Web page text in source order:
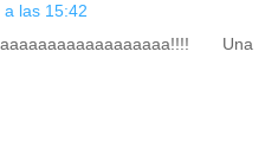
las 15:42
Una